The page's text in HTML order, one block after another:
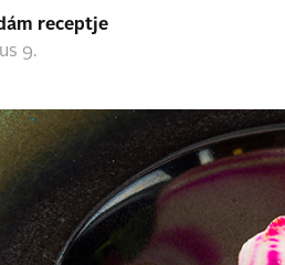
receptje
9.